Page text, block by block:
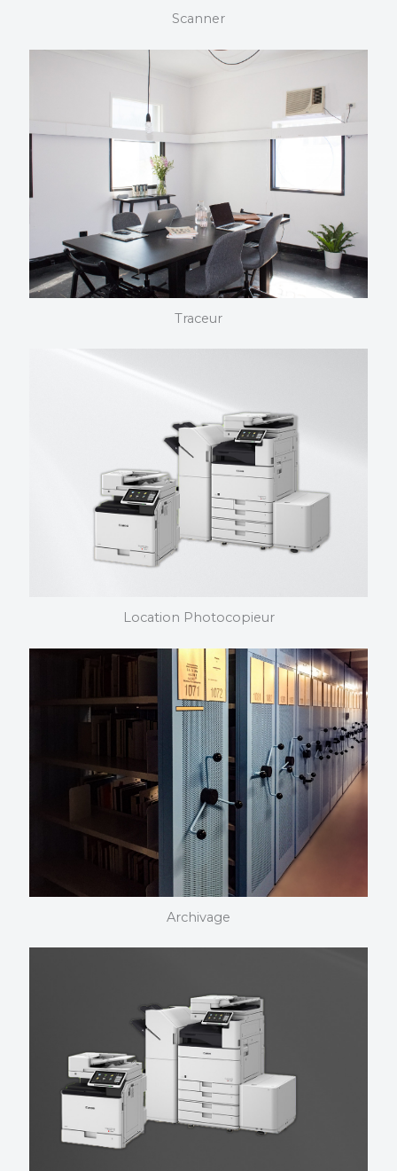
scanner
Plus de 190 innovations CANON caractérisent les
références proposées. Beaucoup sont utilisées en
standard par les acteurs libéraux. Plus d’informations
sur la technologie.
Scanner
Traceur
D’excellents classements dans les enquêtes de
consommateurs. Une fiabilité que CANON met en
oeuvre en mettant à jour régulièrement ses produits.
Traceur
Location photocopieur
Nous choisissons et installons vos photocopieurs. Nous
maîtrisons nos produits dans les moindres détails et
pouvons vous assister quelque soit votre domaine
d’activité.
Location Photocopieur
Nous choisissons et installons vos photocopieurs. Nous
maîtrisons nos produits dans les moindres détails et
pouvons vous assister quelque soit votre domaine
Archivage